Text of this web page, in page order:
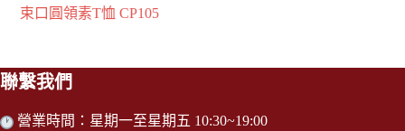
聯繫我們
營業時間：星期一至星期五 10:30~19:00